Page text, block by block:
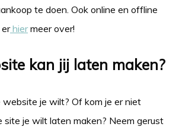
te doen. Ook online en offline
hiermeer over!
kan jij laten maken?
website je wilt? Of kom je er niet
site je wilt laten maken? Neem gerust